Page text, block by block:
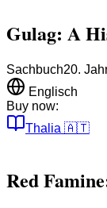
Gulag: A
Sachbuch20.
Englisch
Buy now:
Thalia 🇦🇹
Red